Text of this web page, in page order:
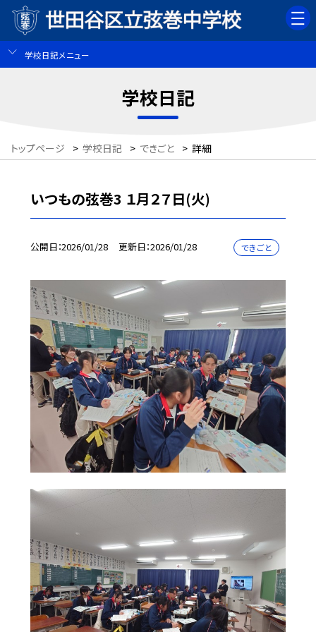
学校日記メニュー
学校日記
トップページ > 学校日記 > できごと > 詳細
いつもの弦巻3 １月２７日(火)
公開日 2026/01/28 更新日 2026/01/28 できごと